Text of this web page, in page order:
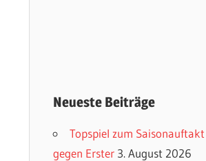
Neueste Beiträge
Topspiel zum
gegen Erster 3. August 2026